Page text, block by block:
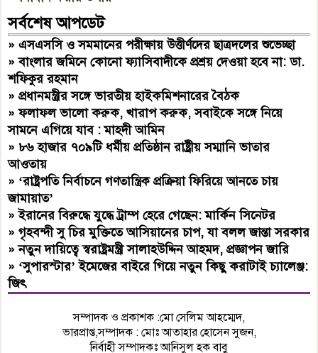
সর্বশেষ আপডেট
»এসএসসি ও সমমানের পরীক্ষায় উত্তীর্ণদের ছাত্রদলের শুভেচ্ছা
»বাংলার জমিনে কোনো ফ্যাসিবাদীকে প্রশ্রয় দেওয়া হবে না: ডা.
শফিকুর রহমান
»প্রধানমন্ত্রীর সঙ্গে ভারতীয় হাইকমিশনারের বৈঠক
»ফলাফল ভালো করুক, খারাপ করুক, সবাইকে সঙ্গে নিয়ে
সামনে এগিয়ে যাব : মাহদী আমিন
»৮৬ হাজার ৭০৯টি ধর্মীয় প্রতিষ্ঠান রাষ্ট্রীয় সম্মানি ভাতার
আওতায়
» ‘রাষ্ট্রপতি নির্বাচনে গণতান্ত্রিক প্রক্রিয়া ফিরিয়ে আনতে চায়
জামায়াত’
»ইরানের বিরুদ্ধে যুদ্ধে ট্রাম্প হেরে গেছেন: মার্কিন সিনেটর
»গৃহবন্দী সু চির মুক্তিতে আসিয়ানের চাপ, যা বলল জান্তা সরকার
»নতুন দায়িত্বে স্বরাষ্ট্রমন্ত্রী সালাহউদ্দিন আহমদ, প্রজ্ঞাপন জারি
» ‘সুপারস্টার’ ইমেজের বাইরে গিয়ে নতুন কিছু করাটাই চ্যালেঞ্জ:
জিৎ
সম্পাদক ও প্রকাশক :মো সেলিম আহম্মেদ,
ভারপ্রাপ্ত,সম্পাদক : মোঃ আতাহার হোসেন সুজন,
নির্বাহী সম্পাদকঃ আনিসুল হক বাবু